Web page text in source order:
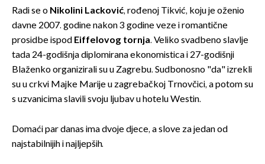
Radi se o Nikolini Lacković, rođenoj Tikvić, koju je oženio
davne 2007. godine nakon 3 godine veze i romantične
prosidbe ispod Eiffelovog tornja. Veliko svadbeno slavlje
tada 24-godišnja diplomirana ekonomistica i 27-godišnji
Blaženko organizirali su u Zagrebu. Sudbonosno "da" izrekli
su u crkvi Majke Marije u zagrebačkoj Trnovčici, a potom su
s uzvanicima slavili svoju ljubav u hotelu Westin.
Domaći par danas ima dvoje djece, a slove za jedan od
najstabilnijih i najljepših.